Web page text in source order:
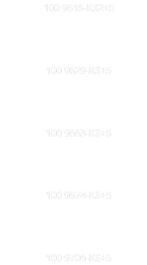
100 9616-KS2+5
100 9629-KS+5
100 9663-KS+5
100 9674-KS+5
100 9706-KS+5